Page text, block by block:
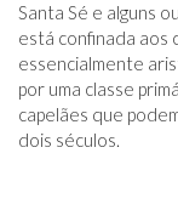
Santa Sé e alguns
está confinada aos
essencialmente
por uma classe
capelães que
dois séculos.